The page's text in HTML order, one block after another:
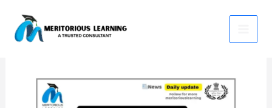
content
IB MTS Recruitment 2025